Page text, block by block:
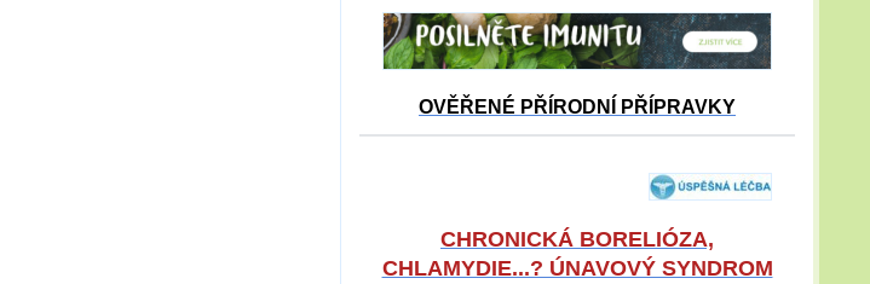
OVĚŘENÉ PŘÍRODNÍ PŘÍPRAVKY
CHRONICKÁ BORELIÓZA,
CHLAMYDIE...? ÚNAVOVÝ SYNDROM